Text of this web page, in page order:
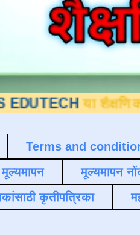
या शैक्षणिक ब्लॉगवर
Terms and
मूल्यमापन
कृतीपत्रिका